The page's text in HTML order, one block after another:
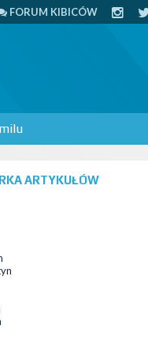
FORUM KIBICÓW
ARTYKUŁÓW